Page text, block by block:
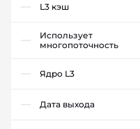
L3 кэш
Использует
многопоточность
Ядро L3
Дата выхода